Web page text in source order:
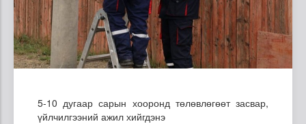
5-10 дугаар сарын хооронд төлөвлөгөөт засвар,
үйлчилгээний ажил хийгдэнэ